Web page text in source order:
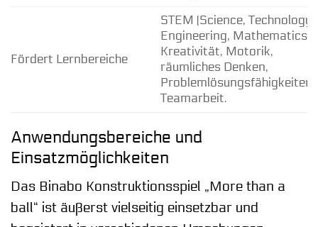
Fördert Lernbereiche
STEM (Science, Technology,
Engineering, Mathematics),
Kreativität, Motorik,
räumliches Denken,
Problemlösungsfähigkeiten,
Teamarbeit.
Anwendungsbereiche und
Einsatzmöglichkeiten
Das Binabo Konstruktionsspiel „More than a
ball“ ist äußerst vielseitig einsetzbar und